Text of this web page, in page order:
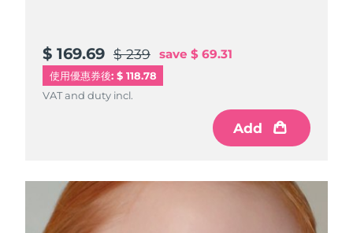
$ 169.69 $ 239 save $ 69.31
使用優惠券後: $ 118.78
VAT and duty incl.
Add
越南